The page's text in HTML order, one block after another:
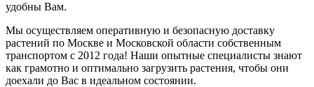
удобны Вам.
Мы осуществляем оперативную и безопасную доставку
растений по Москве и Московской области собственным
транспортом с 2012 года! Наши опытные специалисты знают
как грамотно и оптимально загрузить растения, чтобы они
доехали до Вас в идеальном состоянии.